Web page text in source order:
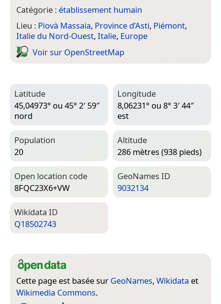
Catégorie : établissement humain
Lieu : Piovà Massaia, Province d’Asti, Piémont,
Italie du Nord-Ouest, Italie, Europe
Voir sur Open­Street­Map
Latitude
45,04973° ou 45° 2′ 59″
nord
Longitude
8,06231° ou 8° 3′ 44″
est
Population
20
Altitude
286 mètres (938 pieds)
Open location code
8FQC23X6+VW
Geo­Names ID
9032134
Wiki­data ID
Q18502743
Cette page est basée sur GeoNames, Wikidata et
Wikimedia Commons.